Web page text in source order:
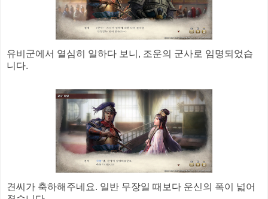
유비군에서 열심히 일하다 보니, 조운의 군사로 임명되었습
니다.
견씨가 축하해주네요. 일반 무장일 때보다 운신의 폭이 넓어